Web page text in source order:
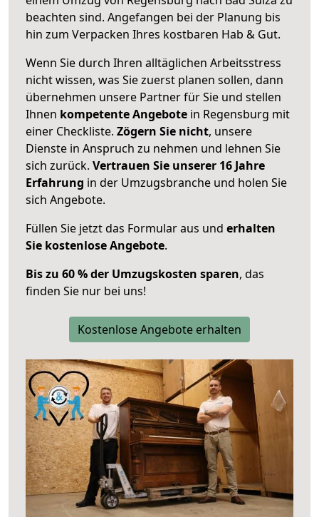
beachten sind. Angefangen bei der Planung bis
hin zum Verpacken Ihres kostbaren Hab & Gut.
Wenn Sie durch Ihren alltäglichen Arbeitsstress
nicht wissen, was Sie zuerst planen sollen, dann
übernehmen unsere Partner für Sie und stellen
Ihnen kompetente Angebote in Regensburg mit
einer Checkliste. Zögern Sie nicht, unsere
Dienste in Anspruch zu nehmen und lehnen Sie
sich zurück. Vertrauen Sie unserer 16 Jahre
Erfahrung in der Umzugsbranche und holen Sie
sich Angebote.
Füllen Sie jetzt das Formular aus und erhalten
Sie kostenlose Angebote.
Bis zu 60 % der Umzugskosten sparen, das
finden Sie nur bei uns!
Kostenlose Angebote erhalten